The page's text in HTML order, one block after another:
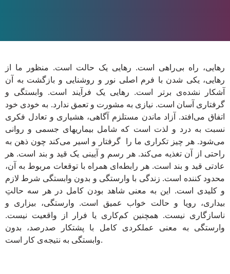
رهایی، راه بی‌راهی است. رهایی یک حالت است. منظور ما از
رهایی، یکی شدن با فرم اصلی نور و روشنایی و بازگشت به آن
آشکار نشده‌ی برتر است. رهایی یک فرآیند است. وابستگی و
گرفتاری آسان است. نیازی به مشورت و تعمق ندارد. به خودی خود
اتفاق می‌افتد. آزاد ماندن مستلزم آگاهی، هشیاری و تعادل فکری
نسبت به درد و لذت است که شامل بیماریهای جسمی و روانی
می‌شود. هر چیز تکراری ما را گرفتار و اسیر می‌کند چون ذهن به
راحتی از آن تغذیه می‌کند. هر رسم و آیینی یک قید و بند است. هر
عادتی قید و بند است. هر رابطه‌ای همراه با توقعات مربوط به آن،
محدود کننده است. زندگی با وارستگی و بدون وابستگی شرط لازم
و کلیدی است. این به معنی شاهد بودن کامل در هر سه حالتِ
بیداری، رویا و حالت خواب عمیق است. وارستگی، بیزاری و
ناسازگاری نیست. همچنین کم‌کاری یا فرار از واقعیت نیست.
وارستگی به معنی عملکردی کامل با پشتکار صدرصد، بدون
وابستگی به نتیجه‌ی کار است.